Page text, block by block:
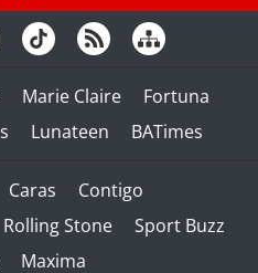
Marie Claire
Fortuna
Lunateen BATimes
Caras
Contigo
Rolling Stone
Sport Buzz
Maxima